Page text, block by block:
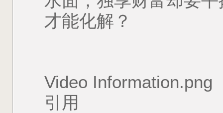
才能化解？
Video Information.png
引用